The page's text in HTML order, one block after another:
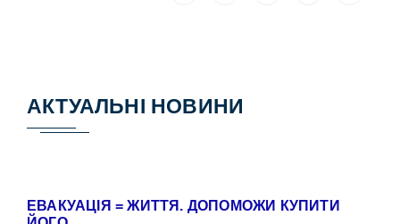
АКТУАЛЬНІ НОВИНИ
ЕВАКУАЦІЯ = ЖИТТЯ. ДОПОМОЖИ КУПИТИ